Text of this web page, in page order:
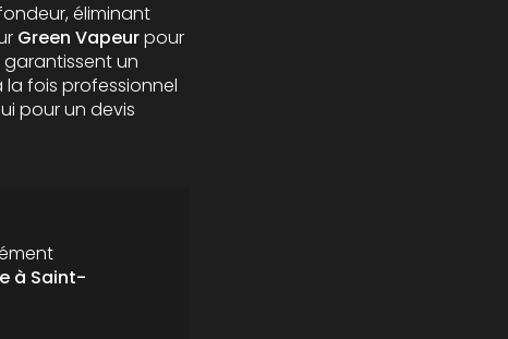
éliminant
Green Vapeurpour
un
la fois professionnel
pour un devis
à Saint-